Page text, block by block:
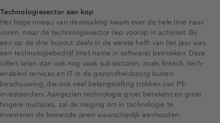
Technologiesector aan kop
Het hoge niveau van dealmaking kwam over de hele linie naar
voren, maar de technologiesector liep voorop in activiteit. Bij
een op de drie buyout deals in de eerste helft van het jaar was
een technologiebedrijf (met name in software) betrokken. Deze
cijfers laten dan ook nog vaak subsectoren, zoals fintech, tech-
enabled services en IT in de gezondheidszorg buiten
beschouwing, die ook veel belangstelling trokken van PE-
investeerders. Aangezien technologie groei betekent en groei
hogere multiples, zal de neiging om in technologie te
investeren de komende jaren waarschijnlijk aanhouden.